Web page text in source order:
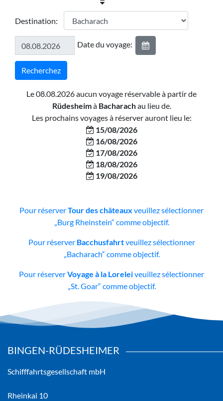
Destination:
Date du voyage:
Le 08.08.2026 aucun voyage réservable à partir de
Rüdesheimà Bacharachau lieu de.
Les prochains voyages à réserver auront lieu le:
15/08/2026
16/08/2026
17/08/2026
18/08/2026
19/08/2026
Pour réserverTour des châteaux veuillez sélectionner
„Burg Rheinstein“ comme objectif.
Pour réserver Bacchusfahrtveuillez sélectionner
„Bacharach“ comme objectif.
Pour réserverVoyage à la Loreleiveuillez sélectionner
„St. Goar“ comme objectif.
BINGEN-RÜDESHEIMER
Schifffahrtsgesellschaft mbH
Rheinkai 10